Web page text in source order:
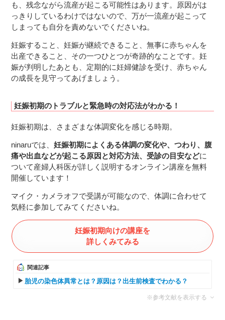
も、残念ながら流産が起こる可能性はあります。原因がは
っきりしているわけではないので、万が一流産が起こって
しまっても自分を責めないでくださいね。
妊娠すること、妊娠が継続できること、無事に赤ちゃんを
出産できること、その一つひとつが奇跡的なことです。妊
娠が判明したあとも、定期的に妊婦健診を受け、赤ちゃん
の成長を見守ってあげましょう。
妊娠初期のトラブルと緊急時の対応法がわかる！
妊娠初期は、さまざまな体調変化を感じる時期。
ninaruでは、妊娠初期によくある体調の変化や、つわり、腹
痛や出血などが起こる原因と対応方法、受診の目安などに
ついて産婦人科医が詳しく説明するオンライン講座を無料
開催しています！
マイク・カメラオフで受講が可能なので、体調に合わせて
気軽に参加してみてくださいね。
妊娠初期向けの講座を
詳しくみてみる
関連記事
胎児の染色体異常とは？原因は？出生前検査でわかる？
※参考文献を表示する